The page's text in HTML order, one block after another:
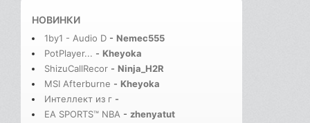
НОВИНКИ
1by1 - Audio D - Nemec555
PotPlayer... - Kheyoka
ShizuCallRecor - Ninja_H2R
MSI Afterburne - Kheyoka
Интеллект из г -
EA SPORTS™ NBA - zhenyatut